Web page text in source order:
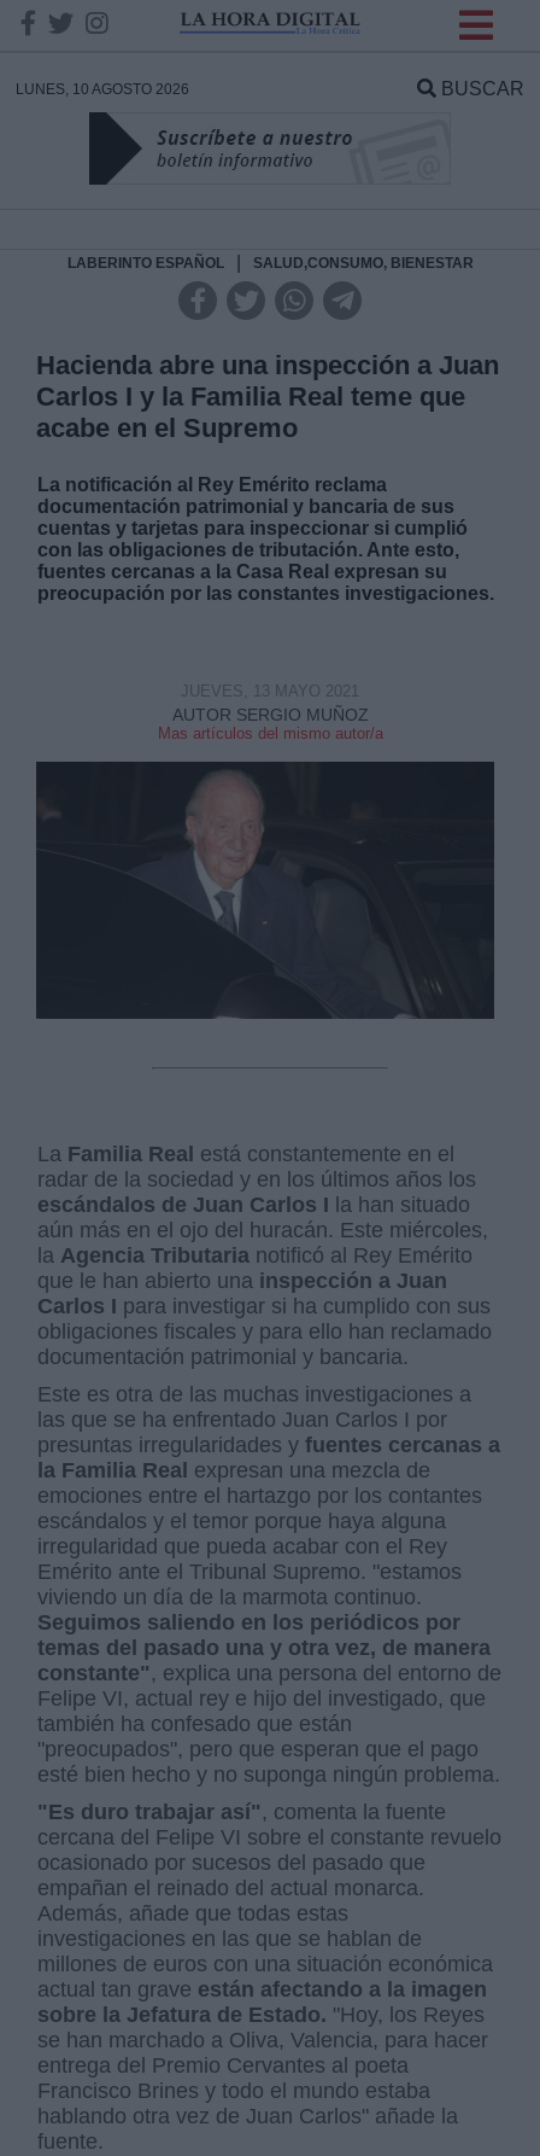
LUNES, 10 AGOSTO 2026 BUSCAR
LABERINTO ESPAÑOL SALUD,CONSUMO, BIENESTAR
Hacienda abre una inspección a Juan
Carlos I y la Familia Real teme que
acabe en el Supremo
La notificación al Rey Emérito reclama
documentación patrimonial y bancaria de sus
cuentas y tarjetas para inspeccionar si cumplió
con las obligaciones de tributación. Ante esto,
fuentes cercanas a la Casa Real expresan su
preocupación por las constantes investigaciones.
AUTOR SERGIO MUÑOZ
Mas artículos del mismo autor/a
JUEVES, 13 MAYO 2021
La Familia Real está constantemente en el
radar de la sociedad y en los últimos años los
escándalos de Juan Carlos I la han situado
aún más en el ojo del huracán. Este miércoles,
la Agencia Tributaria notificó al Rey Emérito
que le han abierto una inspección a Juan
Carlos I para investigar si ha cumplido con sus
obligaciones fiscales y para ello han reclamado
documentación patrimonial y bancaria.
Este es otra de las muchas investigaciones a
las que se ha enfrentado Juan Carlos I por
presuntas irregularidades yfuentes cercanas a
la Familia Real expresan una mezcla de
emociones entre el hartazgo por los contantes
escándalos y el temor porque haya alguna
irregularidad que pueda acabar con el Rey
Emérito ante el Tribunal Supremo. "estamos
viviendo un día de la marmota continuo.
Seguimos saliendo en los periódicos por
temas del pasado una y otra vez, de manera
constante" , explica una persona del entorno de
Felipe VI, actual rey e hijo del investigado, que
también ha confesado que están
"preocupados", pero que esperan que el pago
esté bien hecho y no suponga ningún problema.
"Es duro trabajar así" , comenta la fuente
cercana del Felipe VI sobre el constante revuelo
ocasionado por sucesos del pasado que
empañan el reinado del actual monarca.
Además, añade que todas estas
investigaciones en las que se hablan de
millones de euros con una situación económica
actual tan grave están afectando a la imagen
sobre la Jefatura de Estado. "Hoy, los Reyes
se han marchado a Oliva, Valencia, para hacer
entrega del Premio Cervantes al poeta
Francisco Brines y todo el mundo estaba
hablando otra vez de Juan Carlos" añade la
fuente.
DATOS
Responsable:
Legitimación:
Destinatarios:
link
Información adicional